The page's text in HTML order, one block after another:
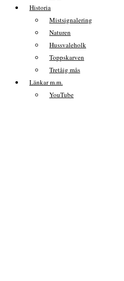
Historia
Mistsignalering
Naturen
Hussvaleholk
Toppskarven
Tretåig mås
Länkar m.m.
YouTube